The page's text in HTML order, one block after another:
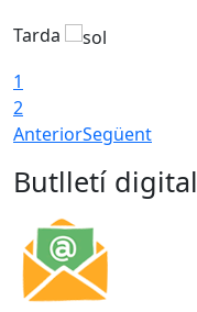
Tarda
1
2
AnteriorSegüent
Butlletí digital